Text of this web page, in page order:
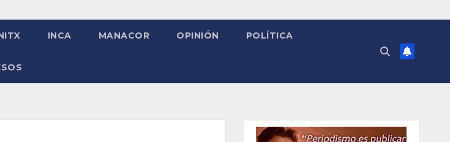
INCA MANACOR OPINIÓN POLÍTICA